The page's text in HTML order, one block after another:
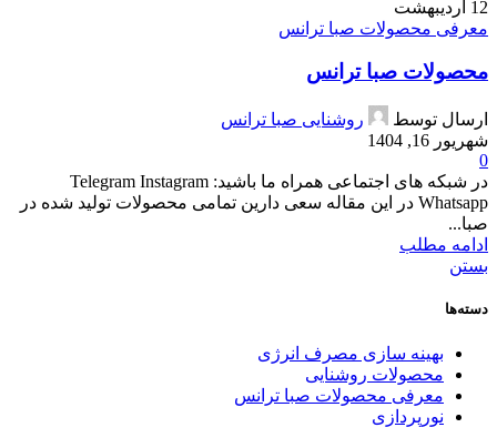
12 اردیبهشت
معرفی محصولات صبا ترانس
محصولات صبا ترانس
ارسال توسط
روشنایی صبا ترانس
شهریور 16, 1404
0
در شبکه های اجتماعی همراه ما باشید: Telegram Instagram
Whatsapp در این مقاله سعی دارین تمامی محصولات تولید شده در
صبا...
ادامه مطلب
بستن
دسته‌ها
بهینه سازی مصرف انرژی
محصولات روشنایی
معرفی محصولات صبا ترانس
نورپردازی